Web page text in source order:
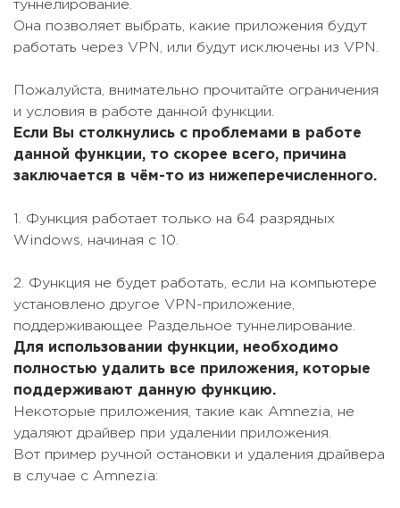
туннелирование.
Она позволяет выбрать, какие приложения будут
работать через VPN, или будут исключены из VPN.
Пожалуйста, внимательно прочитайте ограничения
и условия в работе данной функции.
Если Вы столкнулись с проблемами в работе
данной функции, то скорее всего, причина
заключается в чём-то из нижеперечисленного.
1. Функция работает только на 64 разрядных
Windows, начиная с 10.
2. Функция не будет работать, если на компьютере
установлено другое VPN-приложение,
поддерживающее Раздельное туннелирование.
Для использовании функции, необходимо
полностью удалить все приложения, которые
поддерживают данную функцию.
Некоторые приложения, такие как Amnezia, не
удаляют драйвер при удалении приложения.
Вот пример ручной остановки и удаления драйвера
в случае с Amnezia: